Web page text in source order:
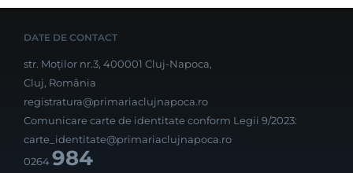
DATE DE CONTACT
str. Moților nr.3, 400001 Cluj-Napoca,
Cluj, România
registratura@primariaclujnapoca.ro
Comunicare carte de identitate conform Legii 9/2023:
carte_identitate@primariaclujnapoca.ro
0264984